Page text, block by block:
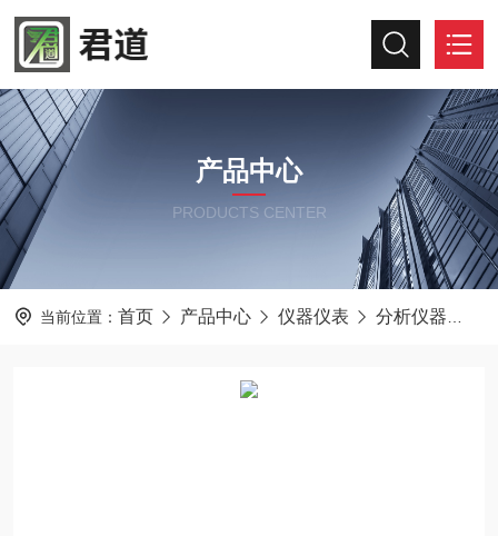
产品中心
PRODUCTS CENTER
当前位置： 首页 产品中心 仪器仪表 分析仪器